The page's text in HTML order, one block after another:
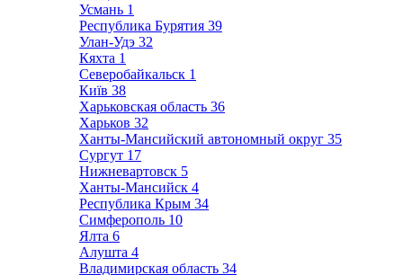
Усмань 1
Республика Бурятия 39
Улан-Удэ 32
Кяхта 1
Северобайкальск 1
Київ 38
Харьковская область 36
Харьков 32
Ханты-Мансийский автономный округ 35
Сургут 17
Нижневартовск 5
Ханты-Мансийск 4
Республика Крым 34
Симферополь 10
Ялта 6
Алушта 4
Владимирская область 34